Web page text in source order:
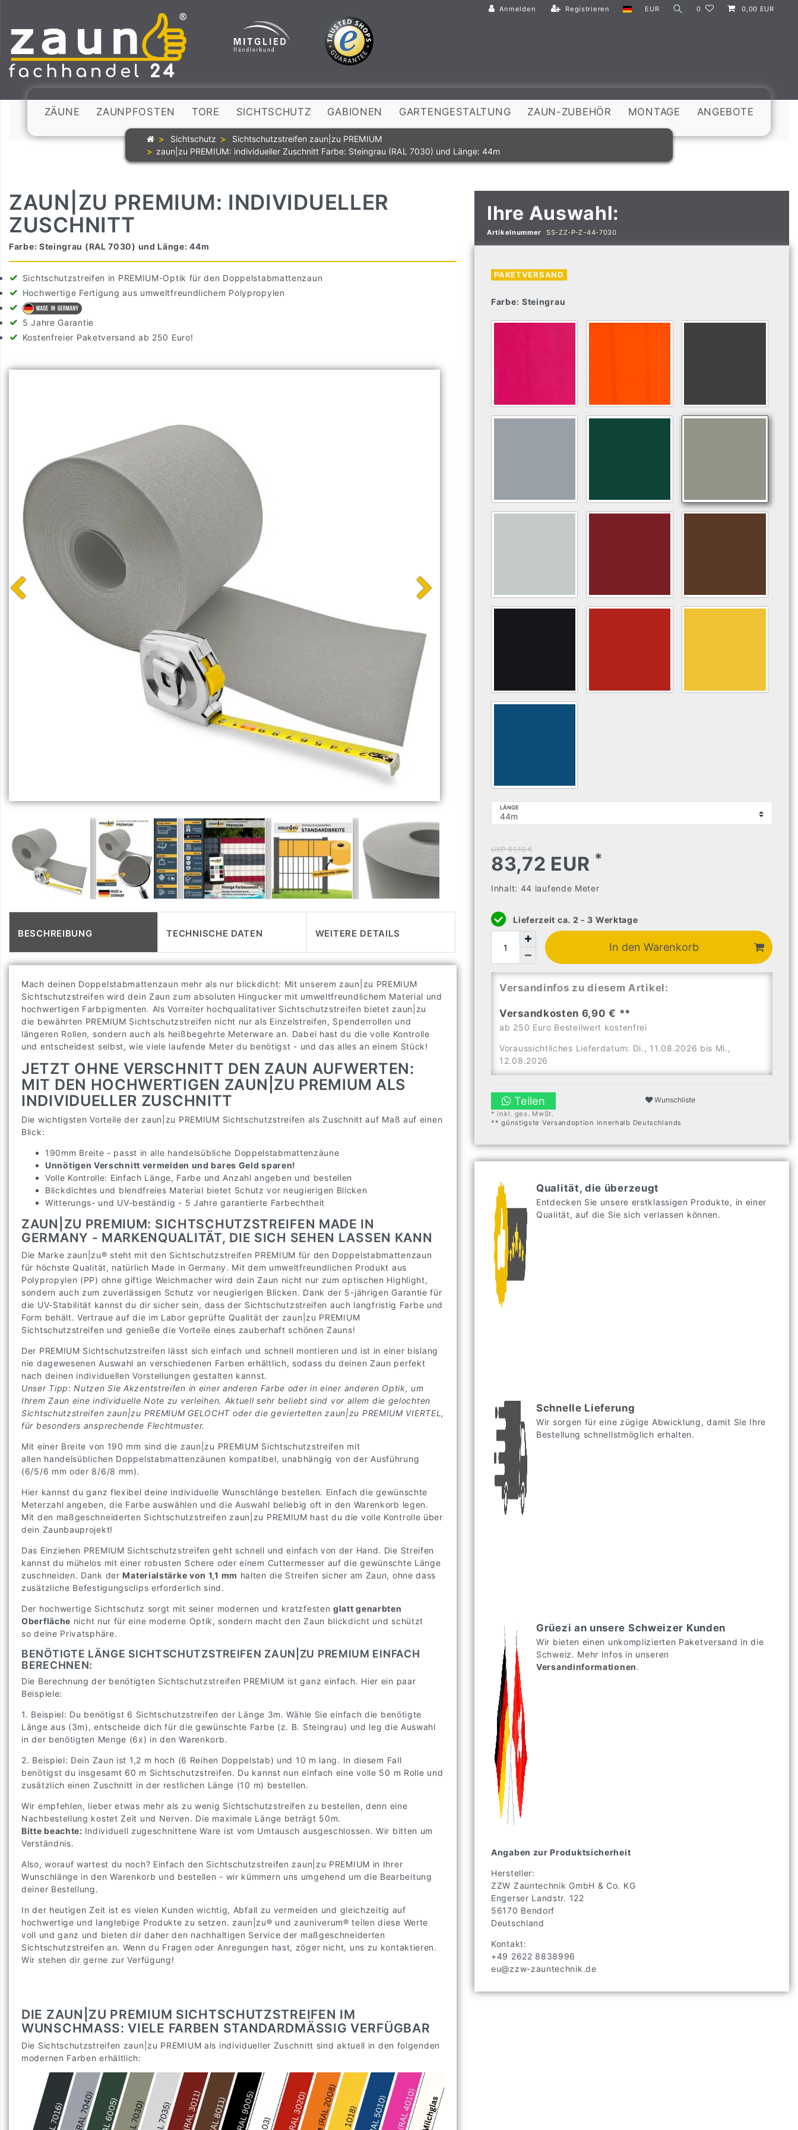
Anmelden Registrieren EUR 0 0,00 EUR
ZÄUNE ZAUNPFOSTEN TORE SICHTSCHUTZ GABIONEN GARTENGESTALTUNG ZAUN-ZUBEHÖR MONTAGE ANGEBOTE
Sichtschutz
Sichtschutzstreifen zaun|zu PREMIUM
zaun|zu PREMIUM: individueller Zuschnitt Farbe: Steingrau (RAL 7030) und Länge: 44m
ZAUN|ZU PREMIUM: INDIVIDUELLER
ZUSCHNITT
Farbe: Steingrau (RAL 7030) und Länge: 44m
Sichtschutzstreifen in PREMIUM-Optik für den Doppelstabmattenzaun
Hochwertige Fertigung aus umweltfreundlichem Polypropylen
5 Jahre Garantie
Kostenfreier Paketversand ab 250 Euro!
BESCHREIBUNG TECHNISCHE DATEN WEITERE DETAILS
Mach deinen Doppelstabmattenzaun mehr als nur blickdicht: Mit unserem zaun|zu PREMIUM
Sichtschutzstreifen wird dein Zaun zum absoluten Hingucker mit umweltfreundlichem Material und
hochwertigen Farbpigmenten. Als Vorreiter hochqualitativer Sichtschutzstreifen bietet zaun|zu
die bewährten PREMIUM Sichtschutzstreifen nicht nur als Einzelstreifen, Spenderrollen und
längeren Rollen, sondern auch als heißbegehrte Meterware an. Dabei hast du die volle Kontrolle
und entscheidest selbst, wie viele laufende Meter du benötigst - und das alles an einem Stück!
JETZT OHNE VERSCHNITT DEN ZAUN AUFWERTEN:
MIT DEN HOCHWERTIGEN ZAUN|ZU PREMIUM ALS
INDIVIDUELLER ZUSCHNITT
Die wichtigsten Vorteile der zaun|zu PREMIUM Sichtschutzstreifen als Zuschnitt auf Maß auf einen
Blick:
190mm Breite - passt in alle handelsübliche Doppelstabmattenzäune
Unnötigen Verschnitt vermeiden und bares Geld sparen!
Volle Kontrolle: Einfach Länge, Farbe und Anzahl angeben und bestellen
Blickdichtes und blendfreies Material bietet Schutz vor neugierigen Blicken
Witterungs- und UV-beständig - 5 Jahre garantierte Farbechtheit
ZAUN|ZU PREMIUM: SICHTSCHUTZSTREIFEN MADE IN
GERMANY - MARKENQUALITÄT, DIE SICH SEHEN LASSEN KANN
Die Marke zaun|zu® steht mit den Sichtschutzstreifen PREMIUM für den Doppelstabmattenzaun
für höchste Qualität, natürlich Made in Germany. Mit dem umweltfreundlichen Produkt aus
Polypropylen (PP) ohne giftige Weichmacher wird dein Zaun nicht nur zum optischen Highlight,
sondern auch zum zuverlässigen Schutz vor neugierigen Blicken. Dank der 5-jährigen Garantie für
die UV-Stabilität kannst du dir sicher sein, dass der Sichtschutzstreifen auch langfristig Farbe und
Form behält. Vertraue auf die im Labor geprüfte Qualität der zaun|zu PREMIUM
Sichtschutzstreifen und genieße die Vorteile eines zauberhaft schönen Zauns!
Der PREMIUM Sichtschutzstreifen lässt sich einfach und schnell montieren und ist in einer bislang
nie dagewesenen Auswahl an verschiedenen Farben erhältlich, sodass du deinen Zaun perfekt
nach deinen individuellen Vorstellungen gestalten kannst.
Unser Tipp: Nutzen Sie Akzentstreifen in einer anderen Farbe oder in einer anderen Optik, um
Ihrem Zaun eine individuelle Note zu verleihen. Aktuell sehr beliebt sind vor allem die gelochten
Sichtschutzstreifen zaun|zu PREMIUM GELOCHT oder die geviertelten zaun|zu PREMIUM VIERTEL,
für besonders ansprechende Flechtmuster.
Mit einer Breite von 190 mm sind die zaun|zu PREMIUM Sichtschutzstreifen mit
allen handelsüblichen Doppelstabmattenzäunen kompatibel, unabhängig von der Ausführung
(6/5/6 mm oder 8/6/8 mm).
Hier kannst du ganz flexibel deine individuelle Wunschlänge bestellen. Einfach die gewünschte
Meterzahl angeben, die Farbe auswählen und die Auswahl beliebig oft in den Warenkorb legen.
Mit den maßgeschneiderten Sichtschutzstreifen zaun|zu PREMIUM hast du die volle Kontrolle über
dein Zaunbauprojekt!
Das Einziehen PREMIUM Sichtschutzstreifen geht schnell und einfach von der Hand. Die Streifen
kannst du mühelos mit einer robusten Schere oder einem Cuttermesser auf die gewünschte Länge
zuschneiden. Dank der Materialstärke von 1,1 mm halten die Streifen sicher am Zaun, ohne dass
zusätzliche Befestigungsclips erforderlich sind.
Der hochwertige Sichtschutz sorgt mit seiner modernen und kratzfesten glatt genarbten
Oberfläche nicht nur für eine moderne Optik, sondern macht den Zaun blickdicht und schützt
so deine Privatsphäre.
BENÖTIGTE LÄNGE SICHTSCHUTZSTREIFEN ZAUN|ZU PREMIUM EINFACH
BERECHNEN:
Die Berechnung der benötigten Sichtschutzstreifen PREMIUM ist ganz einfach. Hier ein paar
Beispiele:
1. Beispiel: Du benötigst 6 Sichtschutzstreifen der Länge 3m. Wähle Sie einfach die benötigte
Länge aus (3m), entscheide dich für die gewünschte Farbe (z. B. Steingrau) und leg die Auswahl
in der benötigten Menge (6x) in den Warenkorb.
2. Beispiel: Dein Zaun ist 1,2 m hoch (6 Reihen Doppelstab) und 10 m lang. In diesem Fall
benötigst du insgesamt 60 m Sichtschutzstreifen. Du kannst nun einfach eine volle 50 m Rolle und
zusätzlich einen Zuschnitt in der restlichen Länge (10 m) bestellen.
Wir empfehlen, lieber etwas mehr als zu wenig Sichtschutzstreifen zu bestellen, denn eine
Nachbestellung kostet Zeit und Nerven. Die maximale Länge beträgt 50m.
Bitte beachte: Individuell zugeschnittene Ware ist vom Umtausch ausgeschlossen. Wir bitten um
Verständnis.
Also, worauf wartest du noch? Einfach den Sichtschutzstreifen zaun|zu PREMIUM in Ihrer
Wunschlänge in den Warenkorb und bestellen - wir kümmern uns umgehend um die Bearbeitung
deiner Bestellung.
In der heutigen Zeit ist es vielen Kunden wichtig, Abfall zu vermeiden und gleichzeitig auf
hochwertige und langlebige Produkte zu setzen. zaun|zu® und zauniverum® teilen diese Werte
voll und ganz und bieten dir daher den nachhaltigen Service der maßgeschneiderten
Sichtschutzstreifen an. Wenn du Fragen oder Anregungen hast, zöger nicht, uns zu kontaktieren.
Wir stehen dir gerne zur Verfügung!
DIE ZAUN|ZU PREMIUM SICHTSCHUTZSTREIFEN IM
WUNSCHMASS: VIELE FARBEN STANDARDMÄSSIG VERFÜGBAR
Die Sichtschutzstreifen zaun|zu PREMIUM als individueller Zuschnitt sind aktuell in den folgenden
modernen Farben erhältlich:
Ihre Auswahl:
Artikelnummer SS-ZZ-P-Z-44-7030
PAKETVERSAND
Farbe: Steingrau
LÄNGE
UVP 91,10 €
83,72 EUR *
Inhalt: 44 laufende Meter
Lieferzeit ca. 2 - 3 Werktage
In den Warenkorb
Versandinfos zu diesem Artikel:
Versandkosten 6,90 € **
ab 250 Euro Bestellwert kostenfrei
Voraussichtliches Lieferdatum: Di., 11.08.2026 bis Mi.,
12.08.2026
Teilen Wunschliste
* inkl. ges. MwSt.
** günstigste Versandoption innerhalb Deutschlands
Qualität, die überzeugt
Entdecken Sie unsere erstklassigen Produkte, in einer
Qualität, auf die Sie sich verlassen können.
Schnelle Lieferung
Wir sorgen für eine zügige Abwicklung, damit Sie Ihre
Bestellung schnellstmöglich erhalten.
Grüezi an unsere Schweizer Kunden
Wir bieten einen unkomplizierten Paketversand in die
Schweiz. Mehr Infos in unseren
Versandinformationen.
Angaben zur Produktsicherheit
Hersteller:
ZZW Zauntechnik GmbH & Co. KG
Engerser Landstr. 122
56170 Bendorf
Deutschland
Kontakt:
+49 2622 8838996
eu@zzw-zauntechnik.de